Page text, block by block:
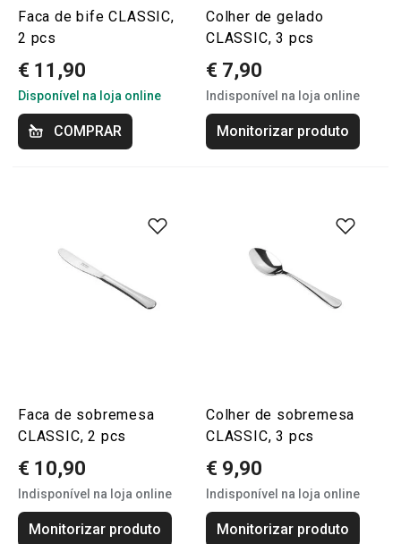
Faca de bife CLASSIC,
2 pcs
€ 11,90
Disponível na loja online
COMPRAR
Colher de gelado
CLASSIC, 3 pcs
€ 7,90
Indisponível na loja online
Monitorizar produto
Faca de sobremesa
CLASSIC, 2 pcs
€ 10,90
Indisponível na loja online
Monitorizar produto
Colher de sobremesa
CLASSIC, 3 pcs
€ 9,90
Indisponível na loja online
Monitorizar produto